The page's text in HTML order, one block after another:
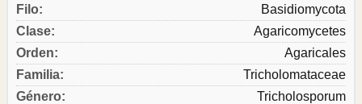
Filo:
Basidiomycota
Clase:
Agaricomycetes
Orden:
Agaricales
Familia:
Tricholomataceae
Género: Tricholosporum